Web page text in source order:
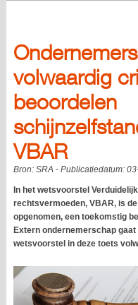
volwaardig
beoordelen
VBAR
Bron: SRA- Publicatiedatum:
In het wetsvoorstel
rechtsvermoeden, VBAR, is
opgenomen, een toekomstig
Extern ondernemerschap
wetsvoorstel in deze toets